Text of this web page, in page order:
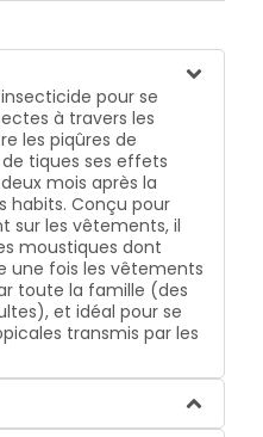
pour se
à travers les
les piqûres de
tiques ses effets
mois après la
habits. Conçu pour
sur les vêtements, il
moustiques dont
une fois les vêtements
toute la famille (des
et idéal pour se
transmis par les